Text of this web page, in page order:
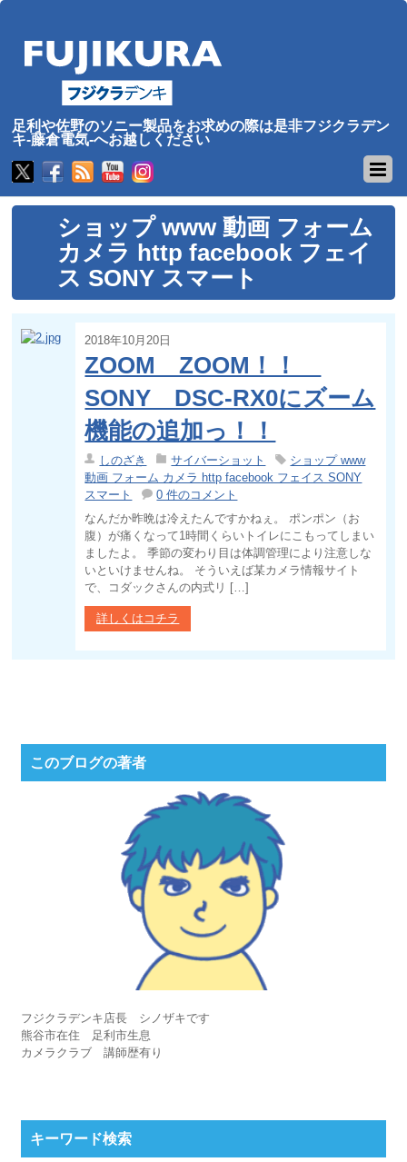
足利や佐野のソニー製品をお求めの際は是非フジクラデン
キ-藤倉電気-へお越しください
ショップ www 動画 フォーム
カメラ http facebook フェイ
ス SONY スマート
2018年10月20日
ZOOM ZOOM！！
SONY DSC-RX0にズーム
機能の追加っ！！
しのざき サイバーショット
ショップ www
動画 フォーム カメラ http facebook フェイス SONY
スマート
0 件のコメント
なんだか昨晩は冷えたんですかねぇ。 ポンポン（お
腹）が痛くなって1時間くらいトイレにこもってしまい
ましたよ。 季節の変わり目は体調管理により注意しな
いといけませんね。 そういえば某カメラ情報サイト
で、コダックさんの内式リ […]
詳しくはコチラ
このブログの著者
フジクラデンキ店長 シノザキです
熊谷市在住 足利市生息
カメラクラブ 講師歴有り
キーワード検索